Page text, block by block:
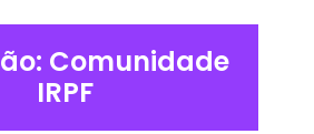
Comunidade
IRPF